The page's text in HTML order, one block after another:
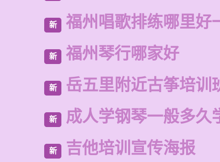
新 福州唱歌排练哪里好
新 福州琴行哪家好
新 岳五里附近古筝培训
新 成人学钢琴一般多久
新 吉他培训宣传海报